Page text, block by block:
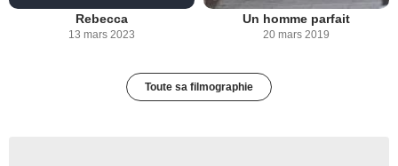
Rebecca
13 mars 2023
Un homme parfait
20 mars 2019
Toute sa filmographie